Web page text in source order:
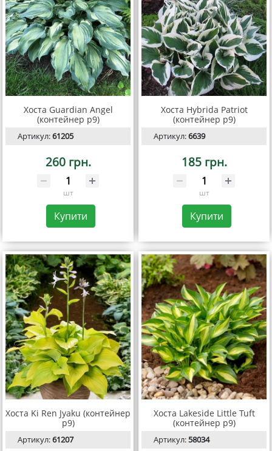
Хоста Guardian Angel
(контейнер р9)
Артикул:61205
260 грн.
шт
Купити
Хоста Hybrida Patriot
(контейнер р9)
Артикул:6639
185 грн.
шт
Купити
Хоста Ki Ren Jyaku (контейнер
р9)
Артикул:61207
Хоста Lakeside Little Tuft
(контейнер р9)
Артикул:58034